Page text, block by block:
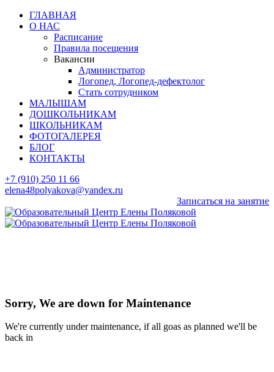
ГЛАВНАЯ
О НАС
Расписание
Правила посещения
Вакансии
Администратор
Логопед, Логопед-дефектолог
Стать сотрудником
МАЛЫШАМ
ДОШКОЛЬНИКАМ
ШКОЛЬНИКАМ
ФОТОГАЛЕРЕЯ
БЛОГ
КОНТАКТЫ
+7 (910) 250 11 66
elena48polyakova@yandex.ru
Записаться на занятие
Sorry, We are down for Maintenance
We're currently under maintenance, if all goas as planned we'll be
back in